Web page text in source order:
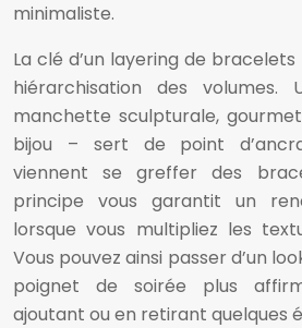
minimaliste.
La clé d’un layering de
hiérarchisation des
manchette sculpturale,
bijou – sert de point
viennent se greffer des
principe vous garantit un
lorsque vous multipliez les
Vous pouvez ainsi passer d’un
poignet de soirée plus
ajoutant ou en retirant quelques